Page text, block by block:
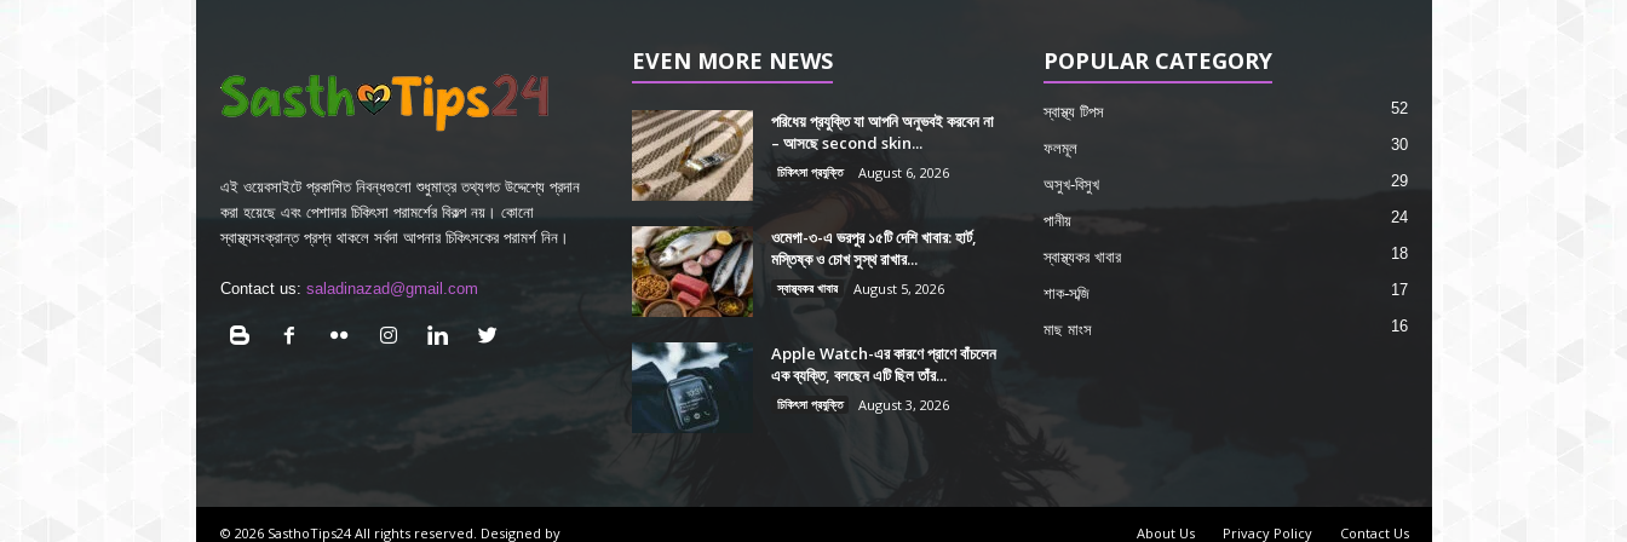
এই ওয়েবসাইটে প্রকাশিত নিবন্ধগুলো শুধুমাত্র তথ্যগত উদ্দেশ্যে প্রদান
করা হয়েছে এবং পেশাদার চিকিৎসা পরামর্শের বিকল্প নয়। কোনো
স্বাস্থ্যসংক্রান্ত প্রশ্ন থাকলে সর্বদা আপনার চিকিৎসকের পরামর্শ নিন।
Contact us: saladinazad@gmail.com
EVEN MORE NEWS
পরিধেয় প্রযুক্তি যা আপনি অনুভবই করবেন না
– আসছে second skin...
চিকিৎসা প্রযুক্তি August 6, 2026
ওমেগা-৩-এ ভরপুর ১৫টি দেশি খাবার: হার্ট,
মস্তিষ্ক ও চোখ সুস্থ রাখার...
স্বাস্থ্যকর খাবার August 5, 2026
Apple Watch-এর কারণে প্রাণে বাঁচলেন
এক ব্যক্তি, বলছেন এটি ছিল তাঁর...
চিকিৎসা প্রযুক্তি August 3, 2026
POPULAR CATEGORY
স্বাস্থ্য টিপস 52
ফলমূল 30
অসুখ-বিসুখ 29
পানীয় 24
স্বাস্থ্যকর খাবার 18
শাক-সব্জি 17
মাছ মাংস 16
About Us Privacy Policy Contact Us
© 2026 SasthoTips24 All rights reserved. Designed by